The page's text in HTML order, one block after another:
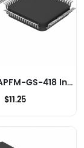
MB90562APFM-GS-418 Infineon Technologies Microcontrôleurs
$11.25